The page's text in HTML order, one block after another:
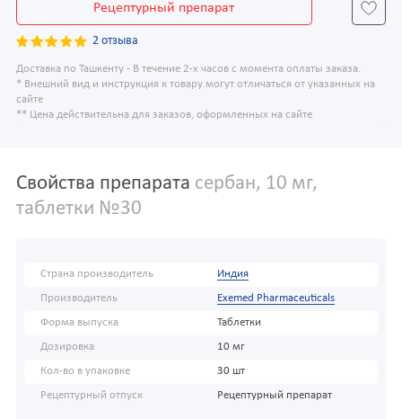
Рецептурный препарат
2 отзыва
Доставка по Ташкенту - В течение 2-х часов с момента оплаты заказа.
* Внешний вид и инструкция к товару могут отличаться от указанных на
сайте
** Цена действительна для заказов, оформленных на сайте
Свойства препарата сербан, 10 мг,
таблетки №30
Страна производитель Индия
Производитель Exemed Pharmaceuticals
Форма выпуска Таблетки
Дозировка 10 мг
Кол-во в упаковке 30 шт
Рецептурный отпуск Рецептурный препарат